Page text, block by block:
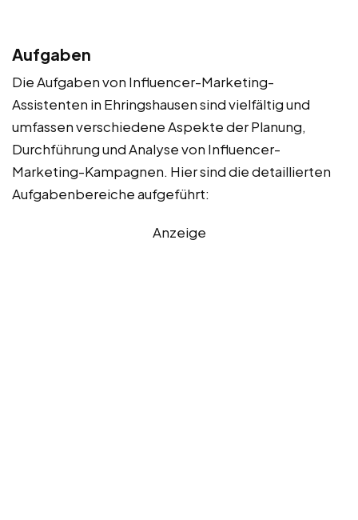
Aufgaben
Die Aufgaben von Influencer-Marketing-
Assistenten in Ehringshausen sind vielfältig und
umfassen verschiedene Aspekte der Planung,
Durchführung und Analyse von Influencer-
Marketing-Kampagnen. Hier sind die detaillierten
Aufgabenbereiche aufgeführt:
Anzeige